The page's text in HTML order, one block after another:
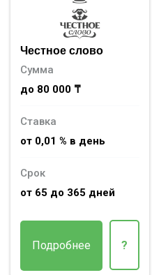
Честное слово
Сумма
до 80 000 ₸
Ставка
от 0,01 % в день
Срок
от 65 до 365 дней
Подробнее ?